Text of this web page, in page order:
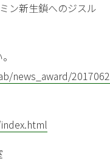
ン新生鎖へのジスル
news_award/